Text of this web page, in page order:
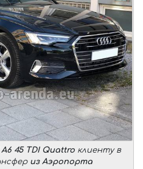
45 TDI Quattro клиенту в
из Аэропорта